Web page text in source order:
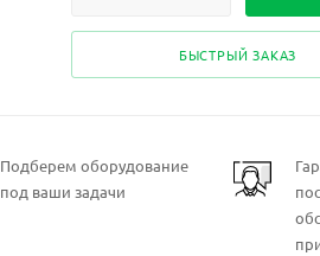
БЫСТРЫЙ ЗАКАЗ
Подберем оборудование
под ваши задачи